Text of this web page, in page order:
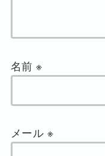
名前 ※
メール ※